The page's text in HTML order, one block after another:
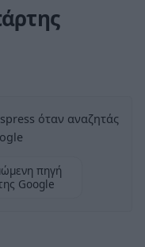
όταν αναζητάς
πηγή
Google